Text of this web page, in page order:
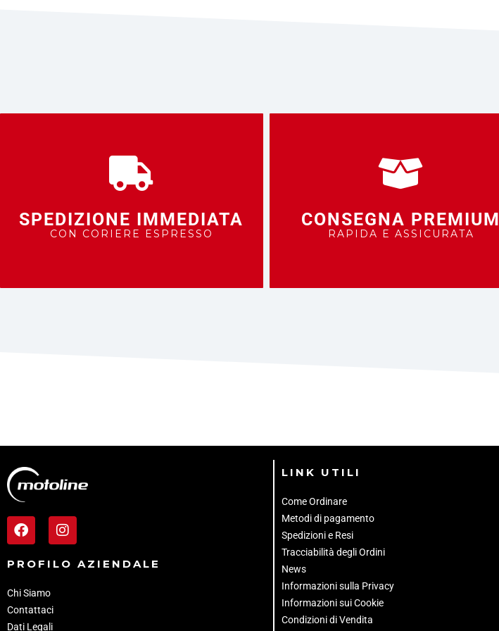
SPEDIZIONE IMMEDIATA
CON CORIERE ESPRESSO
CONSEGNA PREMIUM
RAPIDA E ASSICURATA
PROFILO AZIENDALE
Chi Siamo
Contattaci
Dati Legali
LINK UTILI
Come Ordinare
Metodi di pagamento
Spedizioni e Resi
Tracciabilità degli Ordini
News
Informazioni sulla Privacy
Informazioni sui Cookie
Condizioni di Vendita